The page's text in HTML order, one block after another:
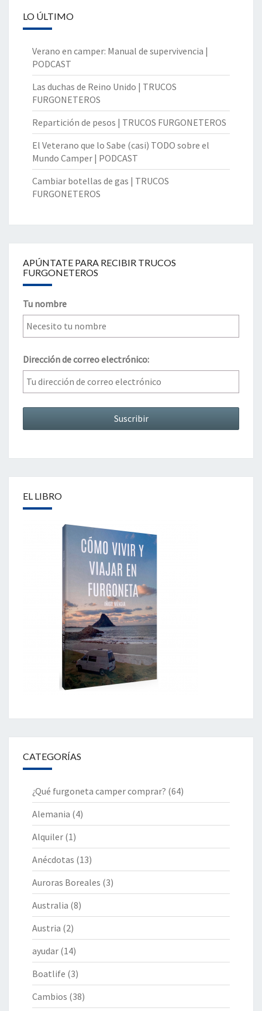
LO ÚLTIMO
Verano en camper: Manual de supervivencia |
PODCAST
Las duchas de Reino Unido | TRUCOS
FURGONETEROS
Repartición de pesos | TRUCOS FURGONETEROS
El Veterano que lo Sabe (casi) TODO sobre el
Mundo Camper | PODCAST
Cambiar botellas de gas | TRUCOS
FURGONETEROS
APÚNTATE PARA RECIBIR TRUCOS
FURGONETEROS
Tu nombre
Dirección de correo electrónico:
EL LIBRO
CATEGORÍAS
¿Qué furgoneta camper comprar? (64)
Alemania (4)
Alquiler (1)
Anécdotas (13)
Auroras Boreales (3)
Australia (8)
Austria (2)
ayudar (14)
Boatlife (3)
Cambios (38)